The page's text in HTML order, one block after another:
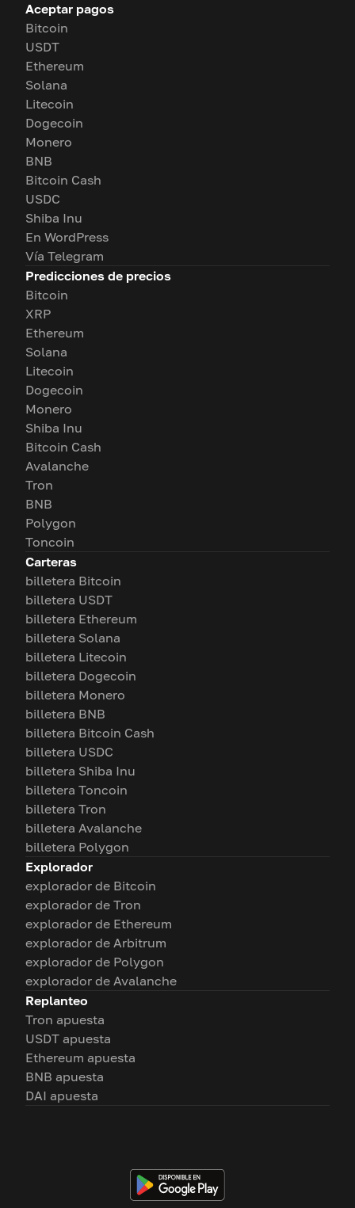
Aceptar pagos
Bitcoin
USDT
Ethereum
Solana
Litecoin
Dogecoin
Monero
BNB
Bitcoin Cash
USDC
Shiba Inu
En WordPress
Vía Telegram
Predicciones de precios
Bitcoin
XRP
Ethereum
Solana
Litecoin
Dogecoin
Monero
Shiba Inu
Bitcoin Cash
Avalanche
Tron
BNB
Polygon
Toncoin
Carteras
billetera Bitcoin
billetera USDT
billetera Ethereum
billetera Solana
billetera Litecoin
billetera Dogecoin
billetera Monero
billetera BNB
billetera Bitcoin Cash
billetera USDC
billetera Shiba Inu
billetera Toncoin
billetera Tron
billetera Avalanche
billetera Polygon
Explorador
explorador de Bitcoin
explorador de Tron
explorador de Ethereum
explorador de Arbitrum
explorador de Polygon
explorador de Avalanche
Replanteo
Tron apuesta
USDT apuesta
Ethereum apuesta
BNB apuesta
DAI apuesta